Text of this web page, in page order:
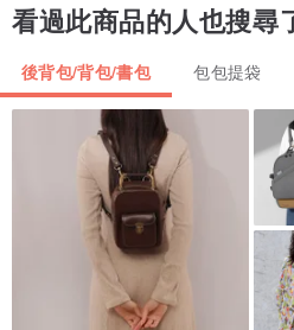
✔ 買兩個₄.₀ 厚切背包 ☞ 💡現省
符合加購1元小零錢包資格
購買兩個 ₄.₀ 厚切背包～
即可 NT.1 加購小怪獸零錢包！( 市價
看過此商品的人也搜尋
後背包/背包/書包 包包提袋